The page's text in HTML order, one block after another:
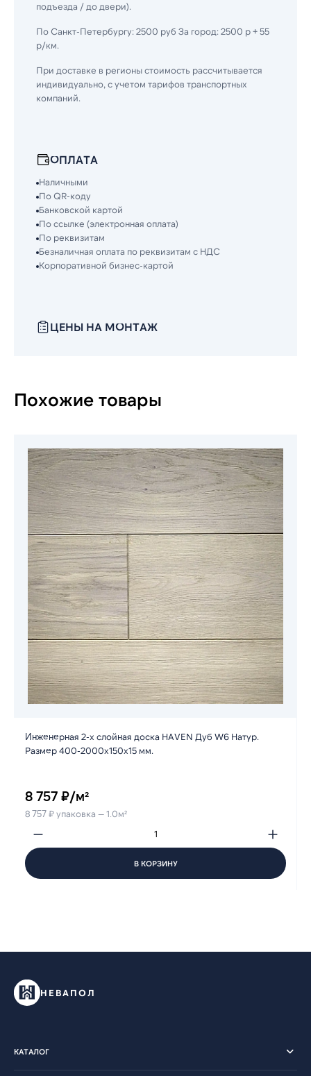
подъезда / до двери).
По Санкт-Петербургу: 2500 руб За город: 2500 р + 55
р/км.
При доставке в регионы стоимость рассчитывается
индивидуально, с учетом тарифов транспортных
компаний.
ОПЛАТА
Наличными
По QR-коду
Банковской картой
По ссылке (электронная оплата)
По реквизитам
Безналичная оплата по реквизитам с НДС
Корпоративной бизнес-картой
ЦЕНЫ НА МОНТАЖ
Похожие товары
Инженерная 2-х слойная доска HAVEN Дуб W6 Натур.
Размер 400-2000х150х15 мм.
8 757 ₽/м²
8 757 ₽ упаковка — 1.0м²
В КОРЗИНУ
НЕВАПОЛ
КАТАЛОГ